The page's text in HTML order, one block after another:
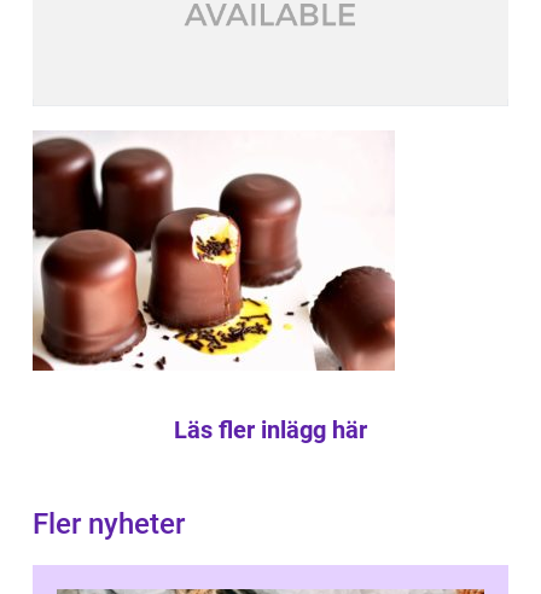
Läs fler inlägg här
Fler nyheter